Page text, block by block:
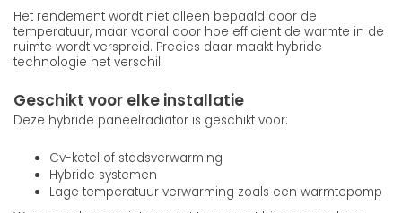
Het rendement wordt niet alleen bepaald door de
temperatuur, maar vooral door hoe efficient de warmte in de
ruimte wordt verspreid. Precies daar maakt hybride
technologie het verschil.
Geschikt voor elke installatie
Deze hybride paneelradiator is geschikt voor:
Cv-ketel of stadsverwarming
Hybride systemen
Lage temperatuur verwarming zoals een warmtepomp